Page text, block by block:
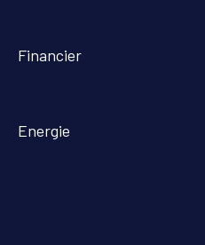
Financier
Energie